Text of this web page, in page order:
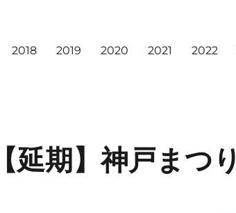
2018 2019 2020 2021 2022
【延期】神戸まつり